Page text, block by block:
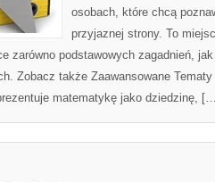
osobach, które chcą
przyjaznej strony. To
zarówno podstawowych zagadnień,
Zobacz także Zaawansowane
matematykę jako dziedzinę,